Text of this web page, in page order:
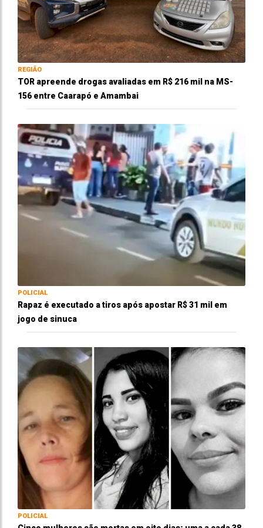
REGIÃO
TOR apreende drogas avaliadas em R$ 216 mil na MS-
156 entre Caarapó e Amambai
POLICIAL
Rapaz é executado a tiros após apostar R$ 31 mil em
jogo de sinuca
POLICIAL